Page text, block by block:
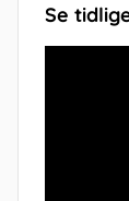
Se